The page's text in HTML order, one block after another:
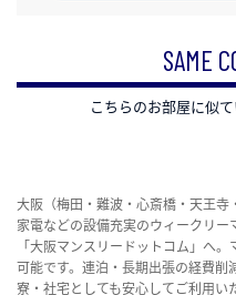
SAME
こちらのお部屋に似
大阪（梅田・難波・心斎橋・天王寺
家電などの設備充実のウィークリ
「大阪マンスリードットコム」へ
可能です。連泊・長期出張の経費削
寮・社宅としても安心してご利用